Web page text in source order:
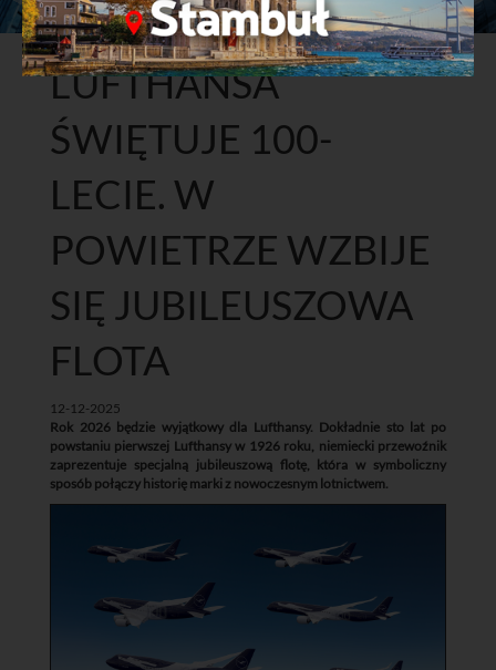
LUFTHANSA
ŚWIĘTUJE 100-
LECIE. W
POWIETRZE WZBIJE
SIĘ JUBILEUSZOWA
FLOTA
12-12-2025
Rok 2026 będzie wyjątkowy dla Lufthansy. Dokładnie sto lat po
powstaniu pierwszej Lufthansy w 1926 roku, niemiecki przewoźnik
zaprezentuje specjalną jubileuszową flotę, która w symboliczny
sposób połączy historię marki z nowoczesnym lotnictwem.